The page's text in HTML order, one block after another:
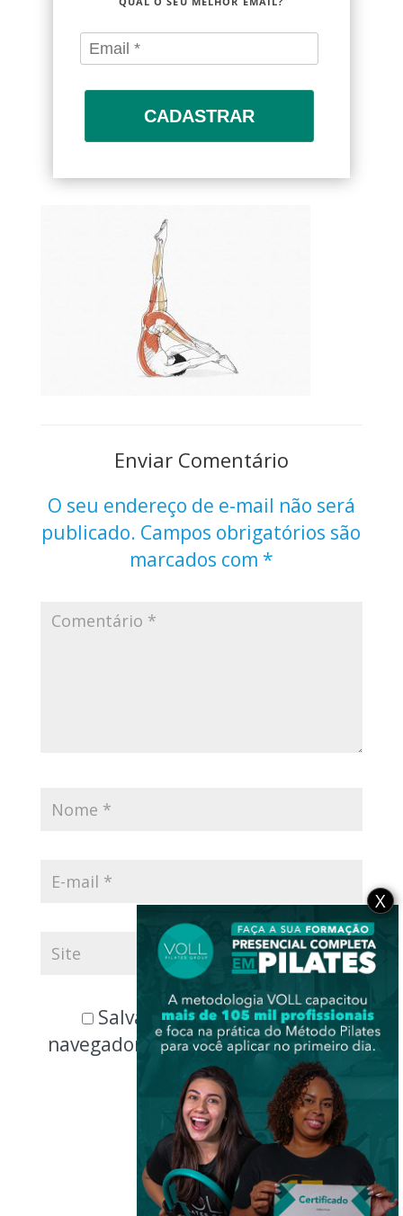
CADASTRAR
Enviar Comentário
O seu endereço de e-mail não será
publicado. Campos obrigatórios são
marcados com *
Salvar meus dados neste
navegador para a próxima vez que
eu comentar.
X